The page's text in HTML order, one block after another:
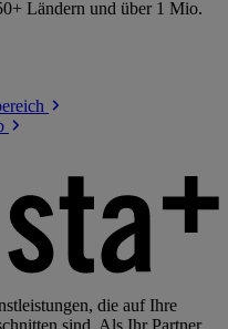
Ländern und über 1 Mio.
die auf Ihre
sind. Als Ihr Partner